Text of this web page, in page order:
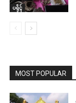
ပရိုၚ်
MOST POPULAR